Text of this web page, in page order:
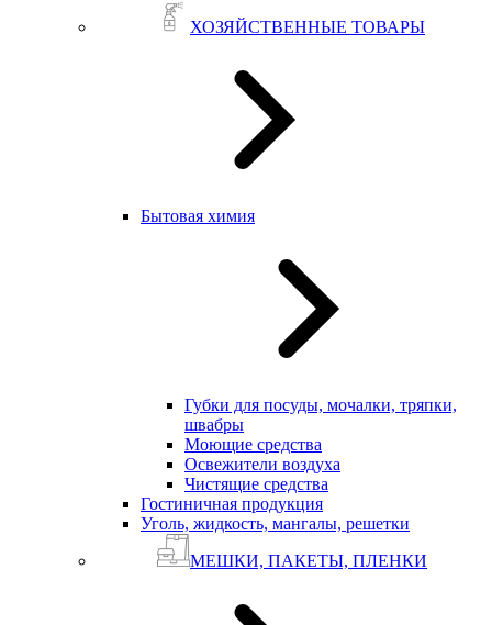
ХОЗЯЙСТВЕННЫЕ ТОВАРЫ
Бытовая химия
Губки для посуды, мочалки, тряпки,
швабры
Моющие средства
Освежители воздуха
Чистящие средства
Гостиничная продукция
Уголь, жидкость, мангалы, решетки
МЕШКИ, ПАКЕТЫ, ПЛЕНКИ